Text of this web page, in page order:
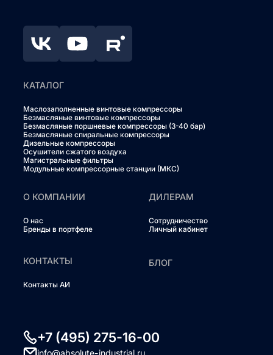
КАТАЛОГ
Маслозаполненные винтовые компрессоры
Безмасляные винтовые компрессоры
Безмасляные поршневые компрессоры (3-40 бар)
Безмасляные спиральные компрессоры
Дизельные компрессоры
Осушители сжатого воздуха
Магистральные фильтры
Модульные компрессорные станции (МКС)
О КОМПАНИИ
О нас
Бренды в портфеле
ДИЛЕРАМ
Сотрудничество
Личный кабинет
КОНТАКТЫ
Контакты АИ
БЛОГ
+7 (495) 275-16-00
info@absolute-industrial.ru